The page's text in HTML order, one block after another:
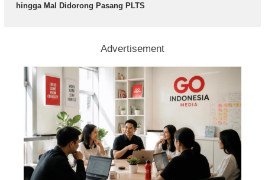
hingga Mal Didorong Pasang PLTS
Advertisement